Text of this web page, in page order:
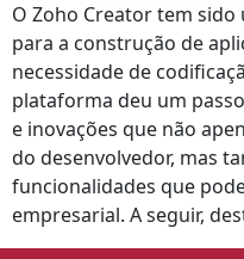
O Zoho Creator tem
para a construção de
necessidade de
plataforma deu um
e inovações que não
do desenvolvedor, mas
funcionalidades que
empresarial. A seguir,